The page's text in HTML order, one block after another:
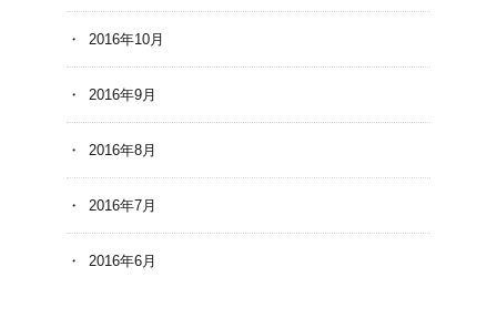
2016年10月
2016年9月
2016年8月
2016年7月
2016年6月